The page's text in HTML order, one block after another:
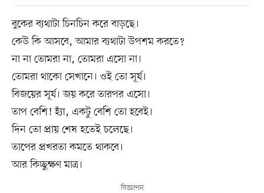
বুকের ব্যথাটা চিনচিন করে বাড়ছে।
কেউ কি আসবে, আমার ব্যথাটা উপশম করতে?
না না তোমরা না, তোমরা এসো না।
তোমরা থাকো সেখানে। ওই তো সূর্য।
বিজয়ের সূর্য। জয় করে তারপর এসো।
তাপ বেশি! হ্যাঁ, একটু বেশি তো হবেই।
দিন তো প্রায় শেষ হতেই চলেছে।
তাপের প্রখরতা কমতে থাকবে।
আর কিচ্ছুক্ষণ মাত্র।